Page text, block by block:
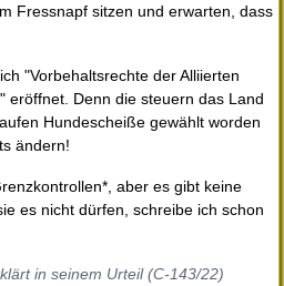
Fressnapf sitzen und erwarten, dass
"Vorbehaltsrechte der Alliierten
eröffnet. Denn die steuern das Land
Hundescheiße gewählt worden
ändern!
aber es gibt keine
es nicht dürfen, schreibe ich schon
in seinem Urteil (C-143/22)